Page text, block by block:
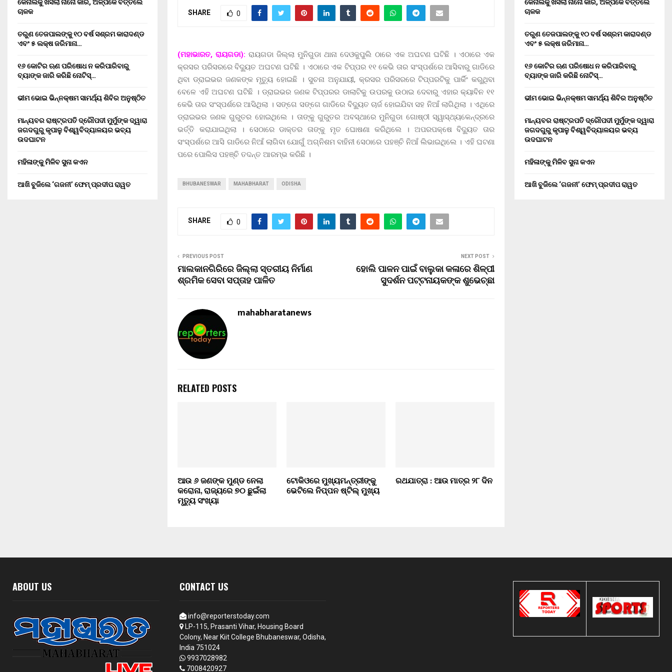
SHARE 0
(ମହାଭାରତ, ରାୟଗଡା): ରାୟଗଡା ଜିଲ୍ଲା ମୁନିଗୁଡା ଥାନା ଦେଓକୁପୁଲି ଠାରେ ଏକ ଅଘଟଣ ଘଟିଛି । ଏଠାରେ ଏକ
କ୍ରସର ପରିସରରେ ବିଦ୍ୟୁତ ଅଘଟଣ ଘଟିଛି । ଏଠାରେ ଏକ ଟିପ୍ପର ୧୧ କେଭି ତାର ସଂସ୍ପର୍ଶରେ ଆସିବାରୁ ଗାଡିରେ
ଥିବା ଡ୍ରାଇଭର ଜଣକଙ୍କ ମୃତ୍ୟୁ ହୋଇଛି । ସୁଚନା ଅନୁଯାୟୀ, କ୍ରସର ପରିସରରେ ଟିପ୍ପରଟିକୁ ପାର୍କିଂ କରୁଥିବା
ବେଳେ ଏହି ଅଘଟଣ ଘଟିଛି । ଡ୍ରାଇଭର ଜଣକ ଟିପ୍ପରର ଡାଲାଟିକୁ ଉପରକୁ ଉଠାଇ ଦେବାରୁ ଏହାର କ୍ୟାବିନ ୧୧
କେଭି ତାର ସଂସ୍ପର୍ଶରେ ଆସିଥିଲା । ସଙ୍ଗେ ସଙ୍ଗେ ଗାଡିରେ ବିଦ୍ୟୁତ ଚାର୍ଜ ହୋଇଯିବା ସହ ନିଆଁ ଲାଗିଥିଲା । ଏଥିରେ
ଡ୍ରାଇଭର ଜଣକ ଗୁରୁତର ହୋଇଥିଲେ । ତାଙ୍କୁ ଗୁରୁତର ଅବସ୍ଥାରେ ମୁନିଗୁଡା ଗୋଷ୍ଠୀ ସ୍ୱାସ୍ଥ୍ୟକେନ୍ଦ୍ରରେ
ଭର୍ତ୍ତି କରାଯାଇଥିଲା । ସେଠାରେ ଡାକ୍ତର ତାଙ୍କୁ ମୃତ ଘୋଷଣା କରିଥିଲେ । ଅପରପକ୍ଷେ ବିଦ୍ୟୁତ ତାର
ସଂସ୍ପର୍ଶରେ ଆସି ଗାଡିରେ ନିଆଁ ଲାଗିବା ଯୋଗୁଁ ଅଗ୍ନିଶମ ବାହିନୀ ସେଠାରେ ପହଞ୍ଚି ନିଆଁ ଲିଭାଇଥିଲେ । ଏହି ଘଟଣା
ପରେ ପୋଲିସ ପହଞ୍ଚି ତଦନ୍ତ ଆରମ୍ଭ କରିଛି ।
BHUBANESWAR MAHABHARAT ODISHA
SHARE 0
PREVIOUS POST
ମାଲକାନଗିରିରେ ଜିଲ୍ଲା ସ୍ତରୀୟ ନିର୍ମାଣ
ଶ୍ରମିକ ସେବା ସପ୍ତାହ ପାଳିତ
NEXT POST
ହୋଲି ପାଳନ ପାଇଁ ବାଲୁକା କଳାରେ ଶିଳ୍ପୀ
ସୁଦର୍ଶନ ପଟ୍ଟନାୟକଙ୍କ ଶୁଭେଚ୍ଛା
mahabharatanews
RELATED POSTS
ଆଉ ୬ ଜଣଙ୍କ ମୁଣ୍ଡ ନେଲା
କରୋନା, ରାଜ୍ୟରେ ୭୦ ଛୁଇଁଲା
ମୃତ୍ୟୁ ସଂଖ୍ୟା
ଟୋକିଓରେ ମୁଖ୍ୟମନ୍ତ୍ରୀଙ୍କୁ
ଭେଟିଲେ ନିପ୍ପନ ଷ୍ଟିଲ୍ ମୁଖ୍ୟ
ରଥଯାତ୍ରା : ଆଉ ମାତ୍ର ୨୮ ଦିନ
କେନାଲକୁ ଖସିଲା ନାନୋ କାର, ଅଳ୍ପକେ ବର୍ତ୍ତିଲେ
ଚାଳକ
ତରୁଣ ତେଜପାଲଙ୍କୁ ୧୦ ବର୍ଷ ସଶ୍ରମ କାରାଦଣ୍ଡ
ଏବଂ ₹୫ ଲକ୍ଷ ଜରିମାନା…
୧୬ କୋଟିର ଋଣ ପରିଷୋଧ ନ କରିପାରିବାରୁ
ବ୍ୟାଙ୍କ ଜାରି କରିଛି ନୋଟିସ୍…
ଭୀମ ଭୋଇ ଭିନ୍ନକ୍ଷମ ସାମର୍ଥ୍ୟ ଶିବିର ଅନୁଷ୍ଠିତ
ମାନ୍ୟବର ରାଷ୍ଟ୍ରପତି ଦ୍ରୌପଦୀ ମୁର୍ମୁଙ୍କ ଦ୍ୱାରା
ଜଗଦଗୁରୁ କୃପାଳୁ ବିଶ୍ୱବିଦ୍ୟାଳୟର ଭବ୍ୟ
ଉଦଘାଟନ
ମହିଳାଙ୍କୁ ମିଳିବ ସୁନା କଏନ
ଆଖି ବୁଜିଲେ ‘ଗଜନୀ’ ଫେମ୍ ପ୍ରଦୀପ ରାୱତ
କେନାଲକୁ ଖସିଲା ନାନୋ କାର, ଅଳ୍ପକେ ବର୍ତ୍ତିଲେ
ଚାଳକ
ତରୁଣ ତେଜପାଲଙ୍କୁ ୧୦ ବର୍ଷ ସଶ୍ରମ କାରାଦଣ୍ଡ
ଏବଂ ₹୫ ଲକ୍ଷ ଜରିମାନା…
୧୬ କୋଟିର ଋଣ ପରିଷୋଧ ନ କରିପାରିବାରୁ
ବ୍ୟାଙ୍କ ଜାରି କରିଛି ନୋଟିସ୍…
ଭୀମ ଭୋଇ ଭିନ୍ନକ୍ଷମ ସାମର୍ଥ୍ୟ ଶିବିର ଅନୁଷ୍ଠିତ
ମାନ୍ୟବର ରାଷ୍ଟ୍ରପତି ଦ୍ରୌପଦୀ ମୁର୍ମୁଙ୍କ ଦ୍ୱାରା
ଜଗଦଗୁରୁ କୃପାଳୁ ବିଶ୍ୱବିଦ୍ୟାଳୟର ଭବ୍ୟ
ଉଦଘାଟନ
ମହିଳାଙ୍କୁ ମିଳିବ ସୁନା କଏନ
ଆଖି ବୁଜିଲେ ‘ଗଜନୀ’ ଫେମ୍ ପ୍ରଦୀପ ରାୱତ
ABOUT US CONTACT US
info@reporterstoday.com
LP-115, Prasanti Vihar, Housing Board
Colony, Near Kiit College Bhubaneswar, Odisha,
India 751024
9937028982
7008420927